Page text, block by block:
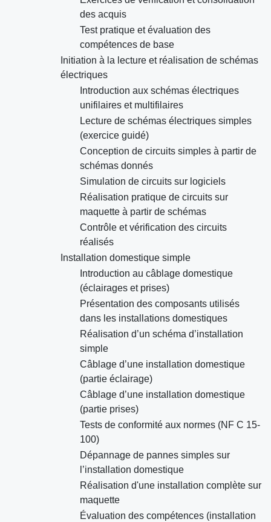
des acquis
Test pratique et évaluation des
compétences de base
Initiation à la lecture et réalisation de schémas
électriques
Introduction aux schémas électriques
unifilaires et multifilaires
Lecture de schémas électriques simples
(exercice guidé)
Conception de circuits simples à partir de
schémas donnés
Simulation de circuits sur logiciels
Réalisation pratique de circuits sur
maquette à partir de schémas
Contrôle et vérification des circuits
réalisés
Installation domestique simple
Introduction au câblage domestique
(éclairages et prises)
Présentation des composants utilisés
dans les installations domestiques
Réalisation d’un schéma d’installation
simple
Câblage d’une installation domestique
(partie éclairage)
Câblage d’une installation domestique
(partie prises)
Tests de conformité aux normes (NF C 15-
100)
Dépannage de pannes simples sur
l’installation domestique
Réalisation d'une installation complète sur
maquette
Évaluation des compétences (installation